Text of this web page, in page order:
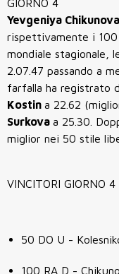
GIORNO 4
Yevgeniya Chikunova
rispettivamente i
mondiale stagionale,
2.07.47 passando a
farfalla ha registrato
Kostin a 22.62
Surkova a 25.30.
miglior nei 50 stile
VINCITORI GIORNO 4
50 DO U -
100 RA D -